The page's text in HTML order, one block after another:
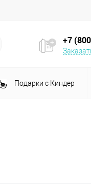
+7
Подарки с Киндер